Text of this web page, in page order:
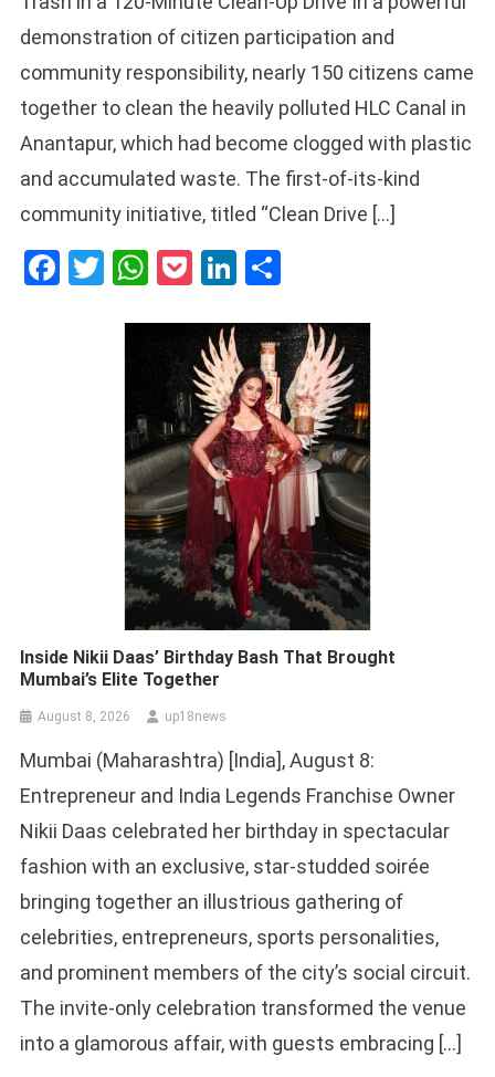
demonstration of citizen participation and
community responsibility, nearly 150 citizens came
together to clean the heavily polluted HLC Canal in
Anantapur, which had become clogged with plastic
and accumulated waste. The first-of-its-kind
community initiative, titled “Clean Drive […]
Facebook
Twitter
WhatsApp
PocketLinkedIn
Inside Nikii Daas’ Birthday Bash That Brought
Mumbai’s Elite Together
August 8, 2026 up18news
Mumbai (Maharashtra) [India], August 8:
Entrepreneur and India Legends Franchise Owner
Nikii Daas celebrated her birthday in spectacular
fashion with an exclusive, star-studded soirée
bringing together an illustrious gathering of
celebrities, entrepreneurs, sports personalities,
and prominent members of the city’s social circuit.
The invite-only celebration transformed the venue
into a glamorous affair, with guests embracing […]